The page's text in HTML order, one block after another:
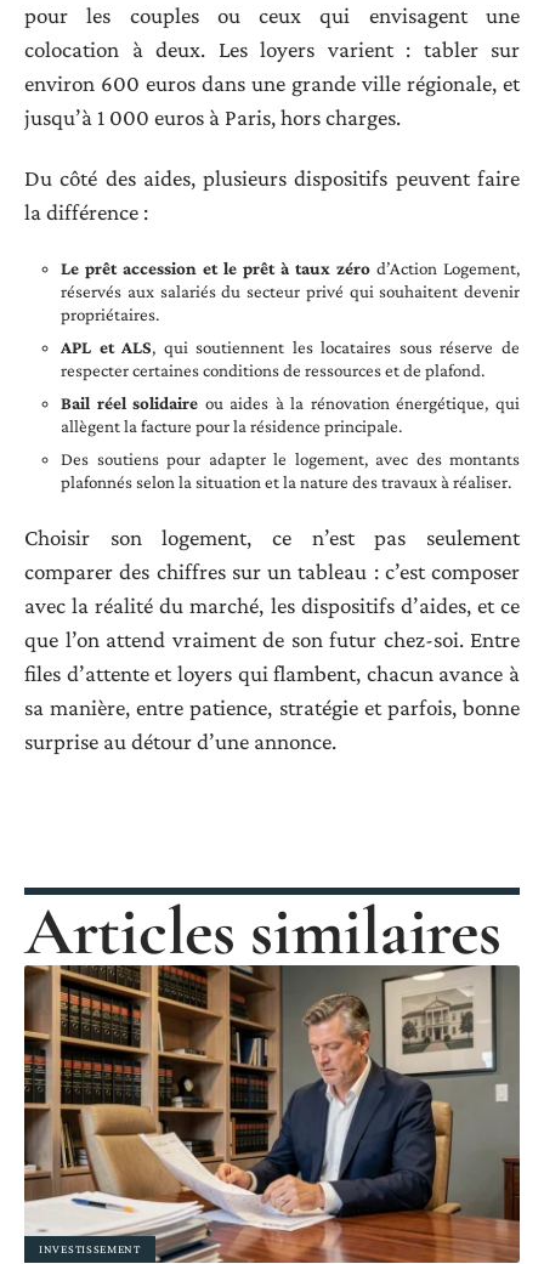
pour les couples ou ceux qui envisagent une
colocation à deux. Les loyers varient : tabler sur
environ 600 euros dans une grande ville régionale, et
jusqu’à 1 000 euros à Paris, hors charges.
Du côté des aides, plusieurs dispositifs peuvent faire
la différence :
Le prêt accession et le prêt à taux zéro d’Action Logement,
réservés aux salariés du secteur privé qui souhaitent devenir
propriétaires.
APL et ALS, qui soutiennent les locataires sous réserve de
respecter certaines conditions de ressources et de plafond.
Bail réel solidaire ou aides à la rénovation énergétique, qui
allègent la facture pour la résidence principale.
Des soutiens pour adapter le logement, avec des montants
plafonnés selon la situation et la nature des travaux à réaliser.
Choisir son logement, ce n’est pas seulement
comparer des chiffres sur un tableau : c’est composer
avec la réalité du marché, les dispositifs d’aides, et ce
que l’on attend vraiment de son futur chez-soi. Entre
files d’attente et loyers qui flambent, chacun avance à
sa manière, entre patience, stratégie et parfois, bonne
surprise au détour d’une annonce.
Articles similaires
INVESTISSEMENT